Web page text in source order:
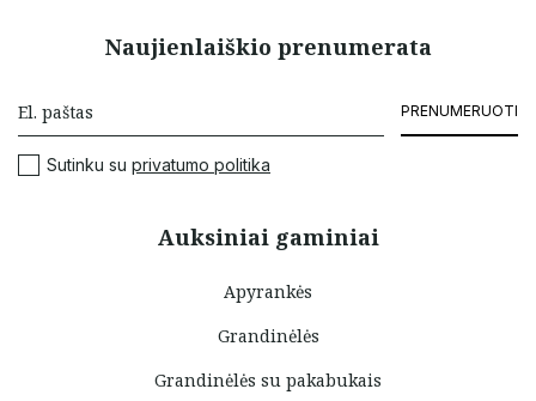
Auksiniai gaminiai
Apyrankės
Grandinėlės
Grandinėlės su pakabukais
Naujienlaiškio prenumerata
PRENUMERUOTI
Sutinku su privatumo politika